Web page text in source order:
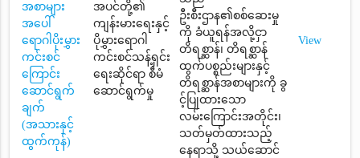
အစာများ
အပေါ်
ရောဂါပိုးမွှား
ကင်းစင်
ကြောင်း
ဆောင်ရွက်
ချက်
(အသားနှင့်
ထွက်ကုန်)
အပင်တို့၏
ကျန်းမားရေးနှင့်
ပိုမွှားရောဂါ
ကင်းစင်သန့်ရှင်း
ရေးဆိုင်ရာ စီမံ
ဆောင်ရွက်မှု
ဦးစီးဌာန၏စစ်ဆေးမှု
ကို ခံယူရန်အလို့ငှာ
တိရစ္ဆာန်၊ တိရစ္ဆာန်
ထွက်ပစ္စည်းများနှင့်
တိရစ္ဆာန်အစာများကို ခွ
င့်ပြုထားသော
လမ်းကြောင်းအတိုင်း၊
သတ်မှတ်ထားသည့်
နေရာသို့ သယ်ဆောင်
View